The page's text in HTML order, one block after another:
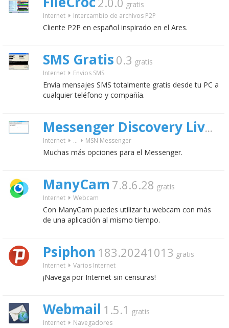
gratis
Internet Intercambio de archivos P2P
Cliente P2P en español inspirado en el Ares.
SMS Gratis 0.3 gratis
Internet Envios SMS
Envía mensajes SMS totalmente gratis desde tu PC a
cualquier teléfono y compañía.
Messenger Discovery Live
Internet ... MSN Messenger
Muchas más opciones para el Messenger.
ManyCam 7.8.6.28 gratis
Internet Webcam
Con ManyCam puedes utilizar tu webcam con más
de una aplicación al mismo tiempo.
Psiphon 183.20241013 gratis
Internet Varios Internet
¡Navega por Internet sin censuras!
Webmail 1.5.1 gratis
Internet Navegadores